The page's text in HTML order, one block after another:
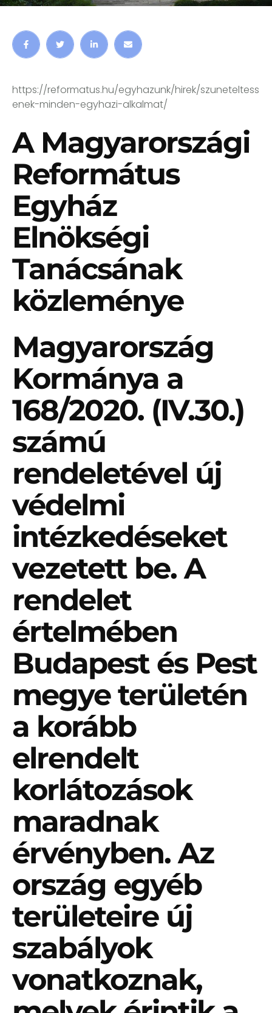
korlátozások maradnak érvényben. Az ország
egyéb területeire új szabályok vonatkoznak,
melyek érintik a Magyarországi Református
kormányrendelet megengedi, hogy a …
https://reformatus.hu/egyhazunk/hirek/szuneteltess
enek-minden-egyhazi-alkalmat/
A Magyarországi
Református
Egyház
Elnökségi
Tanácsának
közleménye
Magyarország
Kormánya a
168/2020. (IV.30.)
számú
rendeletével új
védelmi
intézkedéseket
vezetett be. A
rendelet
értelmében
Budapest és Pest
megye területén
a korább
elrendelt
korlátozások
maradnak
érvényben. Az
ország egyéb
területeire új
szabályok
vonatkoznak,